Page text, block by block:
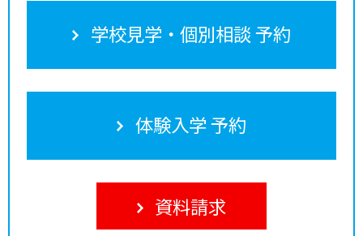
学校見学・個別相談 予約
体験入学 予約
資料請求